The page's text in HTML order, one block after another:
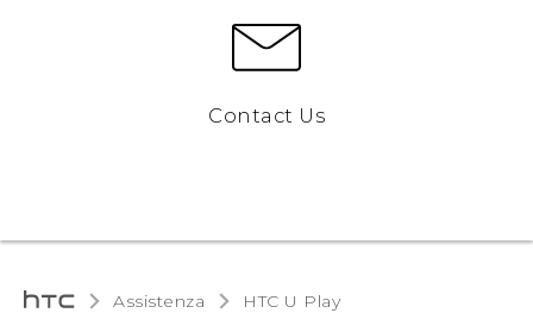
Contact Us
Assistenza HTC U Play‎